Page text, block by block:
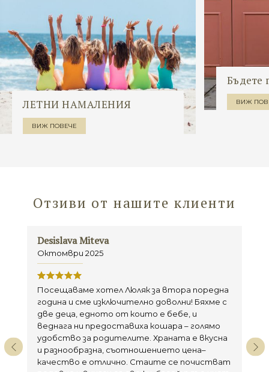
ЛЕТНИ НАМАЛЕНИЯ
ВИЖ ПОВЕЧЕ
Бъдете
ВИЖ
Отзиви от нашите клиенти
Desislava Miteva
Октомври 2025
Посещаваме хотел Люляк за втора поредна
година и сме изключително доволни! Бяхме с
две деца, едното от които е бебе, и
веднага ни предоставиха кошара – голямо
удобство за родителите. Храната е вкусна
и разнообразна, съотношението цена–
качество е отлично. Стаите се почистват